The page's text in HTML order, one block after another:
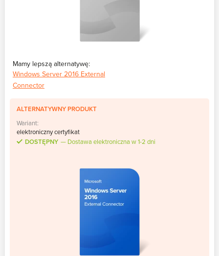
Mamy lepszą alternatywę:
Windows Server 2016 External
Connector
ALTERNATYWNY PRODUKT
Wariant:
elektroniczny certyfikat
DOSTĘPNY
Dostawa elektroniczna w 1-2 dni